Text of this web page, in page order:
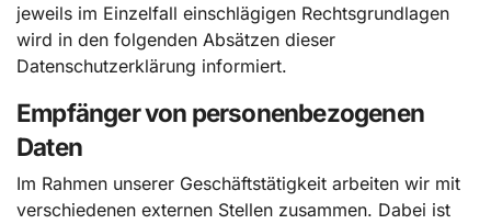
jeweils im Einzelfall einschlägigen Rechtsgrundlagen
wird in den folgenden Absätzen dieser
Datenschutzerklärung informiert.
Empfänger von personenbezogenen
Daten
Im Rahmen unserer Geschäftstätigkeit arbeiten wir mit
verschiedenen externen Stellen zusammen. Dabei ist